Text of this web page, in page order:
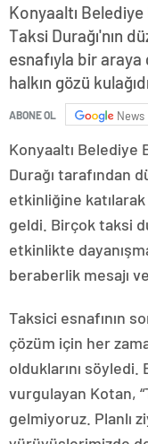
Konyaaltı
Taksi Durağı'nın
esnafıyla bir araya
halkın gözü
ABONE OL News
Konyaaltı Belediye
Durağı tarafından
etkinliğine
geldi. Birçok taksi
etkinlikte
beraberlik mesajı
Taksici esnafının
çözüm için her
olduklarını söyledi.
vurgulayan Kotan,
gelmiyoruz. Planlı